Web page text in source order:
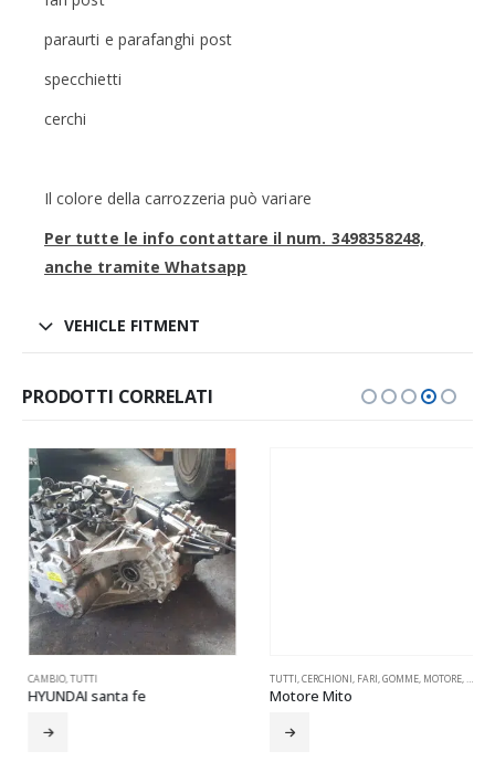
paraurti e parafanghi post
specchietti
cerchi
Il colore della carrozzeria può variare
Per tutte le info contattare il num. 3498358248,
anche tramite Whatsapp
VEHICLE FITMENT
PRODOTTI CORRELATI
PARAURTI,PNEUMATICI RETROVISORI,SPECCHIETTI, TUTTI
CAMBIO,TUTTI
HYUNDAI santa fe
TUTTI,CERCHIONI,FARI,GOMME,MOTORE,
Motore Mito